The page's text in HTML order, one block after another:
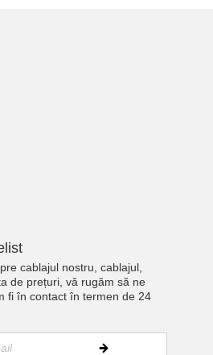
cablajul nostru, cablajul,
de prețuri, vă rugăm să ne
fi în contact în termen de 24